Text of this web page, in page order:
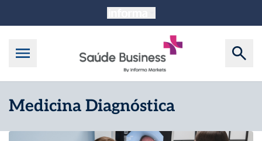
Medicina Diagnóstica